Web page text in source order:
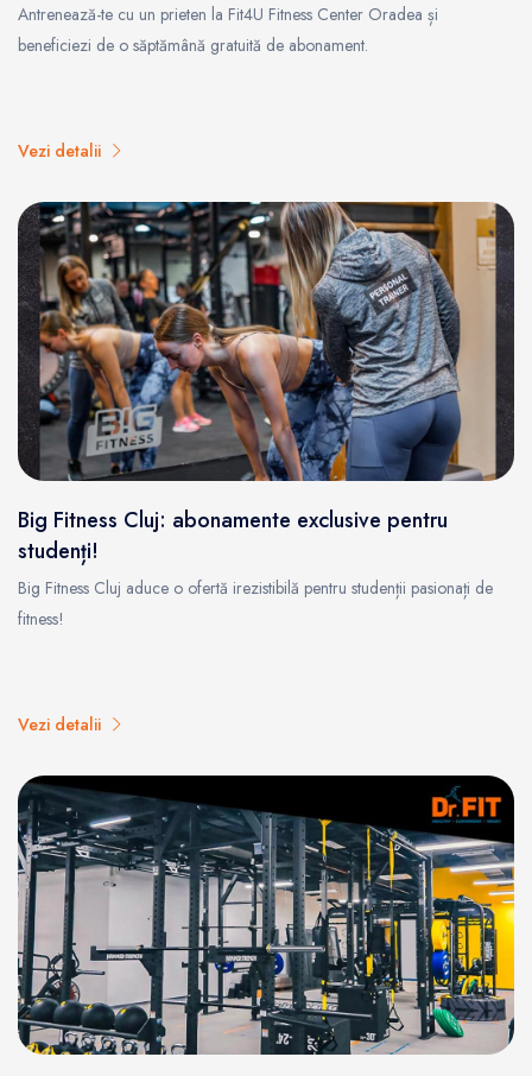
Antrenează-te cu un prieten la Fit4U Fitness Center Oradea și
beneficiezi de o săptămână gratuită de abonament.
Vezi detalii
Big Fitness Cluj: abonamente exclusive pentru
studenți!
Big Fitness Cluj aduce o ofertă irezistibilă pentru studenții pasionați de
fitness!
Vezi detalii